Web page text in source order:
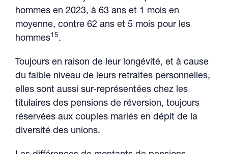
hommes en 2023, à 63 ans et 1 mois en
moyenne, contre 62 ans et 5 mois pour les
hommes15.
Toujours en raison de leur longévité, et à cause
du faible niveau de leurs retraites personnelles,
elles sont aussi sur-représentées chez les
titulaires des pensions de réversion, toujours
réservées aux couples mariés en dépit de la
diversité des unions.